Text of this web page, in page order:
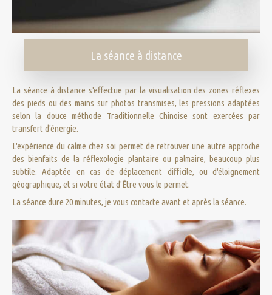
La séance à distance
La séance à distance s'effectue par la visualisation des zones réflexes
des pieds ou des mains sur photos transmises, les pressions adaptées
selon la douce méthode Traditionnelle Chinoise sont exercées par
transfert d'énergie.
L'expérience du calme chez soi permet de retrouver une autre approche
des bienfaits de la réflexologie plantaire ou palmaire, beaucoup plus
subtile. Adaptée en cas de déplacement difficile, ou d'éloignement
géographique, et si votre état d'Être vous le permet.
La séance dure 20 minutes, je vous contacte avant et après la séance.